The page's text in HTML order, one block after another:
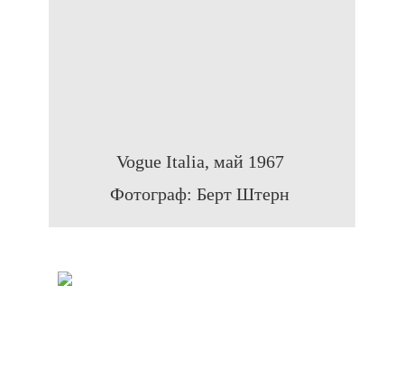
Vogue Italia, май 1967
Фотограф: Берт Штерн